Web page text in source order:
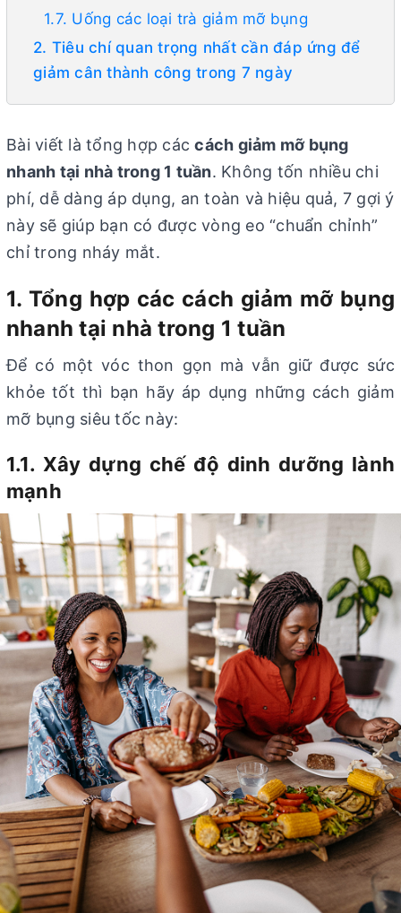
1.7. Uống các loại trà giảm mỡ bụng
2. Tiêu chí quan trọng nhất cần đáp ứng để
giảm cân thành công trong 7 ngày
Bài viết là tổng hợp cáccách giảm mỡ bụng
nhanh tại nhà trong 1 tuần. Không tốn nhiều chi
phí, dễ dàng áp dụng, an toàn và hiệu quả, 7 gợi ý
này sẽ giúp bạn có được vòng eo “chuẩn chỉnh”
chỉ trong nháy mắt.
1. Tổng hợp các cách giảm mỡ bụng
nhanh tại nhà trong 1 tuần
Để có một vóc thon gọn mà vẫn giữ được sức
khỏe tốt thì bạn hãy áp dụng những cách giảm
mỡ bụng siêu tốc này:
1.1. Xây dựng chế độ dinh dưỡng lành
mạnh